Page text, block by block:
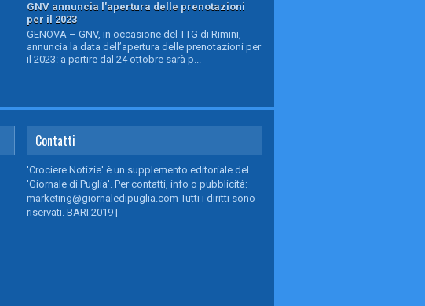
GNV annuncia l'apertura delle prenotazioni
per il 2023
GENOVA – GNV, in occasione del TTG di Rimini,
annuncia la data dell’apertura delle prenotazioni per
il 2023: a partire dal 24 ottobre sarà p...
Contatti
'Crociere Notizie' è un supplemento editoriale del
'Giornale di Puglia'. Per contatti, info o pubblicità:
marketing@giornaledipuglia.com Tutti i diritti sono
riservati. BARI 2019 |